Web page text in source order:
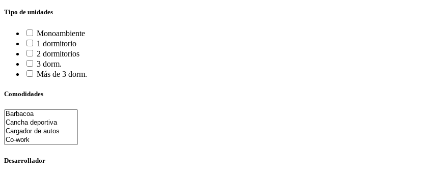
Tipo de unidades
Monoambiente
1 dormitorio
2 dormitorios
3 dorm.
Más de 3 dorm.
Comodidades
Desarrollador